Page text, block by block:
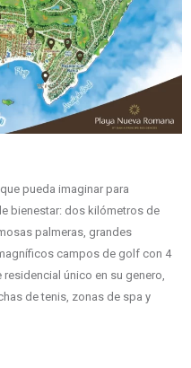
pueda imaginar para
bienestar: dos kilómetros de
palmeras, grandes
campos de golf con 4
residencial único en su genero,
de tenis, zonas de spa y